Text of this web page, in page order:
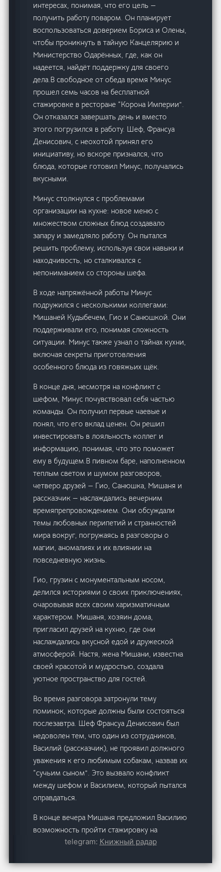
интересах, понимая, что его цель —
получить работу поваром. Он планирует
воспользоваться доверием Бориса и Олены,
чтобы проникнуть в тайную Канцелярию и
Министерство Одарённых, где, как он
надеется, найдёт поддержку для своего
дела.В свободное от обеда время Минус
прошел семь часов на бесплатной
стажировке в ресторане “Корона Империи”.
Он отказался завершать день и вместо
этого погрузился в работу. Шеф, Франсуа
Денисович, с неохотой принял его
инициативу, но вскоре признался, что
блюда, которые готовил Минус, получались
вкусными.
Минус столкнулся с проблемами
организации на кухне: новое меню с
множеством сложных блюд создавало
запару и замедляло работу. Он пытался
решить проблему, используя свои навыки и
находчивость, но сталкивался с
непониманием со стороны шефа.
В ходе напряжённой работы Минус
подружился с несколькими коллегами:
Мишаней Кудыбечем, Гио и Санюшкой. Они
поддерживали его, понимая сложность
ситуации. Минус также узнал о тайнах кухни,
включая секреты приготовления
особенного блюда из говяжьих щёк.
В конце дня, несмотря на конфликт с
шефом, Минус почувствовал себя частью
команды. Он получил первые чаевые и
понял, что его вклад ценен. Он решил
инвестировать в лояльность коллег и
информацию, понимая, что это поможет
ему в будущем.В пивном баре, наполненном
теплым светом и шумом разговоров,
четверо друзей — Гио, Санюшка, Мишаня и
рассказчик — наслаждались вечерним
времяпрепровождением. Они обсуждали
темы любовных перипетий и странностей
мира вокруг, погружаясь в разговоры о
магии, аномалиях и их влиянии на
повседневную жизнь.
Гио, грузин с монументальным носом,
делился историями о своих приключениях,
очаровывая всех своим харизматичным
характером. Мишаня, хозяин дома,
пригласил друзей на кухню, где они
наслаждались вкусной едой и дружеской
атмосферой. Настя, жена Мишани, известна
своей красотой и мудростью, создала
уютное пространство для гостей.
Во время разговора затронули тему
поминок, которые должны были состояться
послезавтра. Шеф Франсуа Денисович был
недоволен тем, что один из сотрудников,
Василий (рассказчик), не проявил должного
уважения к его любимым собакам, назвав их
“сучьим сыном”. Это вызвало конфликт
между шефом и Василием, который пытался
оправдаться.
В конце вечера Мишаня предложил Василию
возможность пройти стажировку на
следующий день, несмотря на то, что она
себя в долгу за оскорбление шефа, принял
telegram: Книжный радар